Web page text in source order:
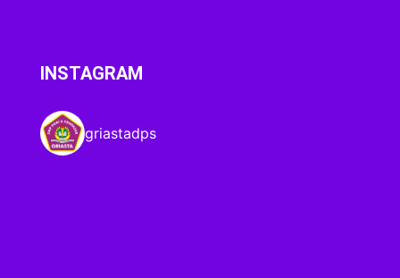
INSTAGRAM
griastadps